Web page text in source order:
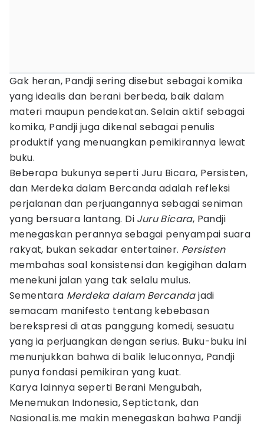
Gak heran, Pandji sering disebut sebagai komika
yang idealis dan berani berbeda, baik dalam
materi maupun pendekatan. Selain aktif sebagai
komika, Pandji juga dikenal sebagai penulis
produktif yang menuangkan pemikirannya lewat
buku.
Beberapa bukunya seperti Juru Bicara, Persisten,
dan Merdeka dalam Bercanda adalah refleksi
perjalanan dan perjuangannya sebagai seniman
yang bersuara lantang. Di Juru Bicara, Pandji
menegaskan perannya sebagai penyampai suara
rakyat, bukan sekadar entertainer. Persisten
membahas soal konsistensi dan kegigihan dalam
menekuni jalan yang tak selalu mulus.
Sementara Merdeka dalam Bercandajadi
semacam manifesto tentang kebebasan
berekspresi di atas panggung komedi, sesuatu
yang ia perjuangkan dengan serius. Buku-buku ini
menunjukkan bahwa di balik leluconnya, Pandji
punya fondasi pemikiran yang kuat.
Karya lainnya seperti Berani Mengubah,
Menemukan Indonesia, Septictank, dan
Nasional.is.me makin menegaskan bahwa Pandji